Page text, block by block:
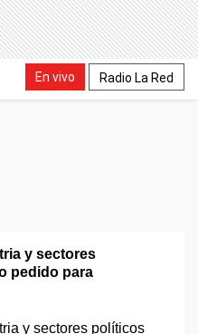
En vivo Radio La Red
y sectores
pedido para